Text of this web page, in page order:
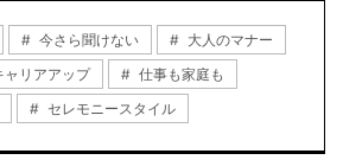
今さら聞けない
大人のマナー
ャリアアップ
仕事も家庭も
セレモニースタイル